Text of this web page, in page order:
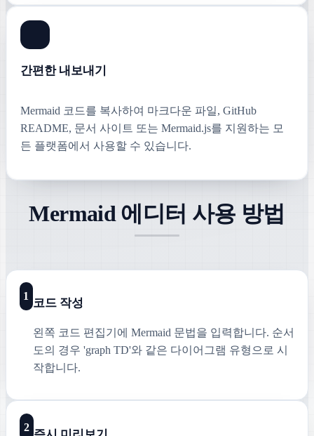
간편한 내보내기
Mermaid 코드를 복사하여 마크다운 파일, GitHub
README, 문서 사이트 또는 Mermaid.js를 지원하는 모
든 플랫폼에서 사용할 수 있습니다.
Mermaid 에디터 사용 방법
1
코드 작성
왼쪽 코드 편집기에 Mermaid 문법을 입력합니다. 순서
도의 경우 'graph TD'와 같은 다이어그램 유형으로 시
작합니다.
2